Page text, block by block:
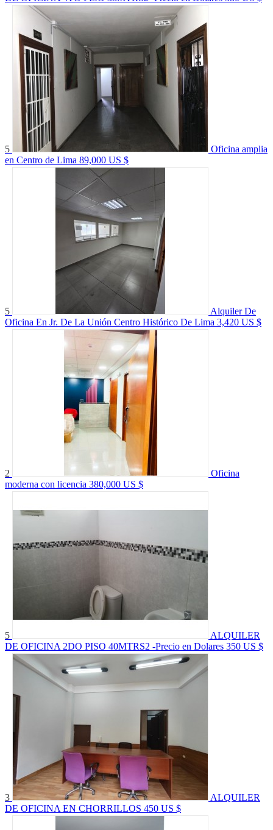
5
Oficina amplia
en Centro de Lima 89,000 US $
5
Alquiler De
Oficina En Jr. De La Unión Centro Histórico De Lima 3,420 US $
2
Oficina
moderna con licencia 380,000 US $
5
ALQUILER
DE OFICINA 2DO PISO 40MTRS2 -Precio en Dolares 350 US $
3
ALQUILER
DE OFICINA EN CHORRILLOS 450 US $